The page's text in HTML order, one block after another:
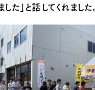
た」と話してくれました